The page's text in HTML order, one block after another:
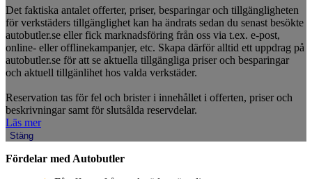
Det faktiska antalet offerter, priser, besparingar och tillgängligheten
för verkstäders tillgänglighet kan ha ändrats sedan du senast besökte
autobutler.se eller fick marknadsföring från oss via t.ex. e-post,
online- eller offlinekampanjer, etc. Skapa därför alltid ett uppdrag på
autobutler.se för att se aktuella tillgängliga priser och besparingar
och aktuell tillgänlihet hos valda verkstäder.
Reservation tas för fel och brister i innehållet i offerten, priser och
beskrivningar samt för slutsålda reservdelar.
Läs mer
Stäng
Fördelar med Autobutler